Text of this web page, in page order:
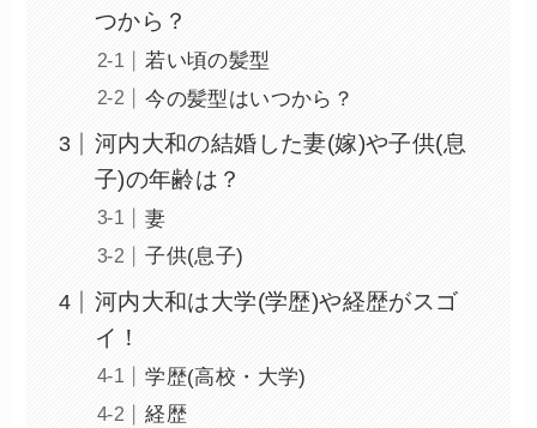
つから？
若い頃の髪型
今の髪型はいつから？
河内大和の結婚した妻(嫁)や子供(息
子)の年齢は？
妻
子供(息子)
河内大和は大学(学歴)や経歴がスゴ
イ！
学歴(高校・大学)
経歴